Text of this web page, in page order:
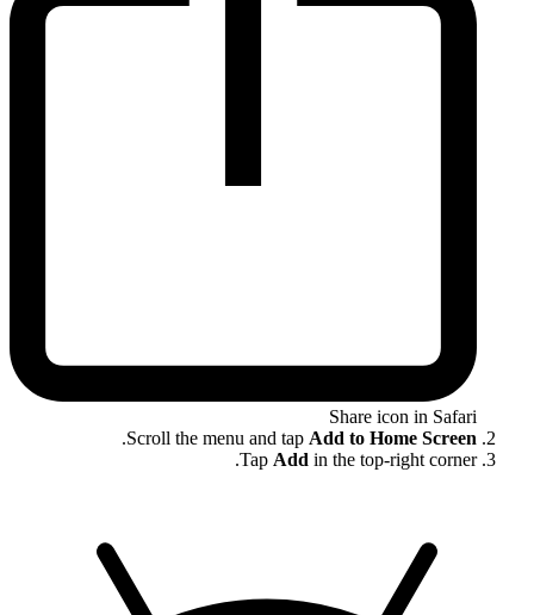
Share icon in Safari
Scroll the menu and tap Add to Home Screen
.
Tap Add in the top-right corner.